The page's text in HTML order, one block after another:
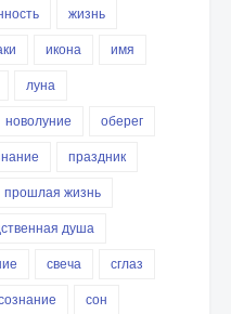
жизнь
икона
имя
луна
новолуние
оберег
праздник
прошлая жизнь
душа
свеча
сглаз
сон